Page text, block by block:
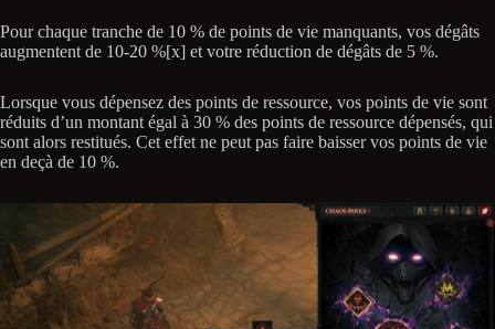
Pour chaque tranche de 10 % de points de vie manquants, vos dégâts
augmentent de 10-20 %[x] et votre réduction de dégâts de 5 %.
Lorsque vous dépensez des points de ressource, vos points de vie sont
réduits d’un montant égal à 30 % des points de ressource dépensés, qui
sont alors restitués. Cet effet ne peut pas faire baisser vos points de vie
en deçà de 10 %.